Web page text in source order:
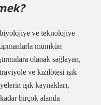
ve teknolojiye
mümkün
olanak sağlayan,
ve kızılötesi ışık
ışık kaynakları,
birçok alanda